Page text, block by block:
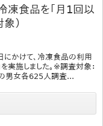
凍食品を「月1回以
）
かけて、冷凍食品の利用
実施しました。※調査対象：
男女各625人調査...